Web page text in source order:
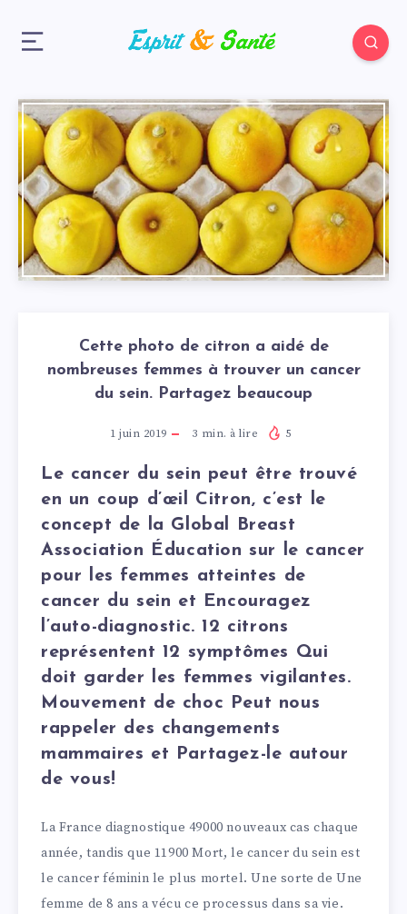
Cette photo de citron a aidé de
nombreuses femmes à trouver un cancer
du sein. Partagez beaucoup
1 juin 2019 3 min. à lire 5
Le cancer du sein peut être trouvé
en un coup d’œil Citron, c’est le
concept de la Global Breast
Association Éducation sur le cancer
pour les femmes atteintes de
cancer du sein et Encouragez
l’auto-diagnostic. 12 citrons
représentent 12 symptômes Qui
doit garder les femmes vigilantes.
Mouvement de choc Peut nous
rappeler des changements
mammaires et Partagez-le autour
de vous!
La France diagnostique 49000 nouveaux cas chaque
année, tandis que 11900 Mort, le cancer du sein est
le cancer féminin le plus mortel. Une sorte de Une
femme de 8 ans a vécu ce processus dans sa vie.